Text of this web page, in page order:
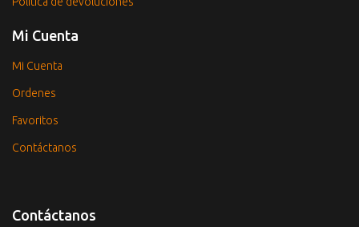
Mi Cuenta
Mi Cuenta
Ordenes
Favoritos
Contáctanos
Contáctanos